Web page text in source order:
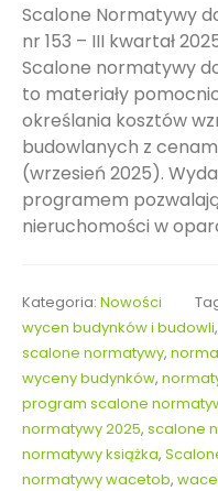
Scalone Normatywy
nr 153 – III kwartał
Scalone normatywy
to materiały
określania kosztów
budowlanych z
(wrzesień 2025).
programem
nieruchomości w
Kategoria: Nowości
wycen budynków i budowli,
scalone normatywy,
wyceny budynków,
program scalone
normatywy 2025, scalone
normatywy książka,
normatywy wacetob,